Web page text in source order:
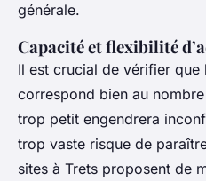
générale.
Capacité et flexibilité
Il est crucial de vérifier que
correspond bien au
trop petit engendrera
trop vaste risque de
sites à Trets proposent de